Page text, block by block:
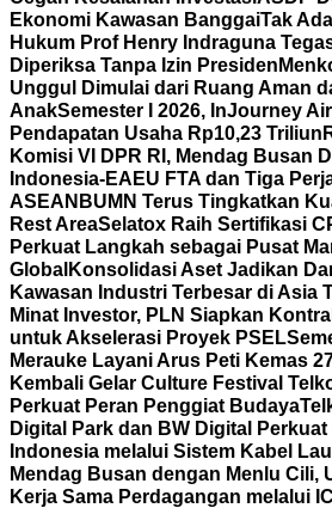
Ekonomi Kawasan BanggaiTak
Hukum Prof Henry Indraguna
Diperiksa Tanpa Izin Presiden
Unggul Dimulai dari Ruang Aman
AnakSemester I 2026, InJourney
Pendapatan Usaha Rp10,23 Triliun
Komisi VI DPR RI, Mendag Busan
Indonesia-EAEU FTA dan Tiga
ASEAN BUMN Terus Tingkatkan
Rest AreaSelatox Raih Sertifikasi
Perkuat Langkah sebagai Pusat
Global Konsolidasi Aset Jadikan
Kawasan Industri Terbesar di Asia
Minat Investor, PLN Siapkan
untuk Akselerasi Proyek PSEL
Merauke Layani Arus Peti Kemas
Kembali Gelar Culture Festival
Perkuat Peran Penggiat Budaya
Digital Park dan BW Digital Perkuat
Indonesia melalui Sistem Kabel
Mendag Busan dengan Menlu Cili,
Kerja Sama Perdagangan melalui